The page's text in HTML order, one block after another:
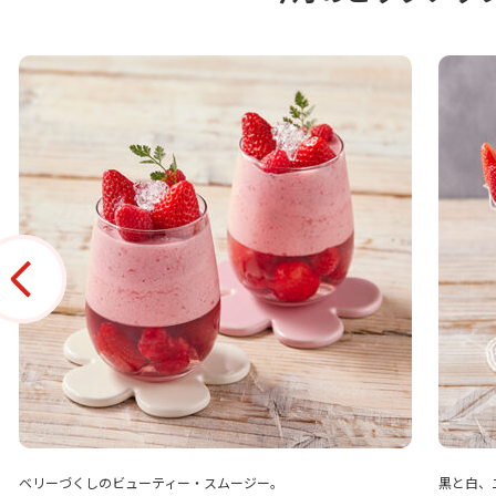
ベリーづくしのビューティー・スムージー。
黒と白、